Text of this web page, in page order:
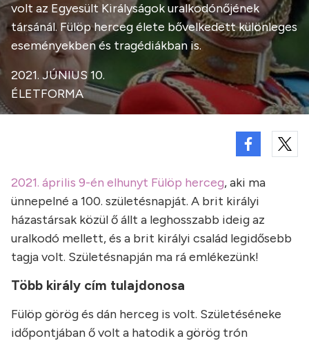
volt az Egyesült Királyságok uralkodónőjének
társánál. Fülöp herceg élete bővelkedett különleges
eseményekben és tragédiákban is.
2021. JÚNIUS 10.
ÉLETFORMA
2021. április 9-én elhunyt Fülöp herceg, aki ma
ünnepelné a 100. születésnapját. A brit királyi
házastársak közül ő állt a leghosszabb ideig az
uralkodó mellett, és a brit királyi család legidősebb
tagja volt. Születésnapján ma rá emlékezünk!
Több király cím tulajdonosa
Fülöp görög és dán herceg is volt. Születéséneke
időpontjában ő volt a hatodik a görög trón